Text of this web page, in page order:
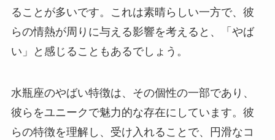
ることが多いです。これは素晴らしい一方で、彼
らの情熱が周りに与える影響を考えると、「やば
い」と感じることもあるでしょう。
水瓶座のやばい特徴は、その個性の一部であり、
彼らをユニークで魅力的な存在にしています。彼
らの特徴を理解し、受け入れることで、円滑なコ